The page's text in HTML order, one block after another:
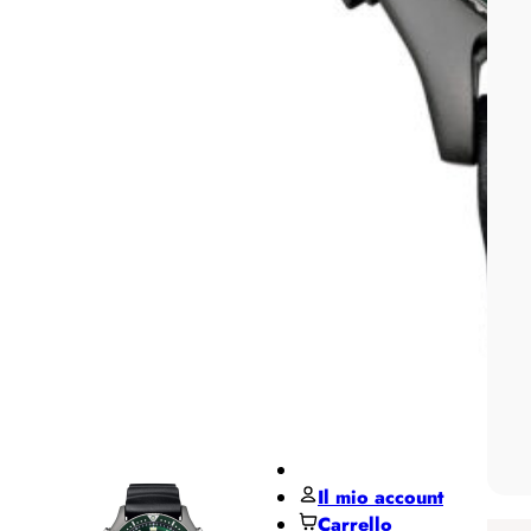
Pane
Il mio account
Carrello